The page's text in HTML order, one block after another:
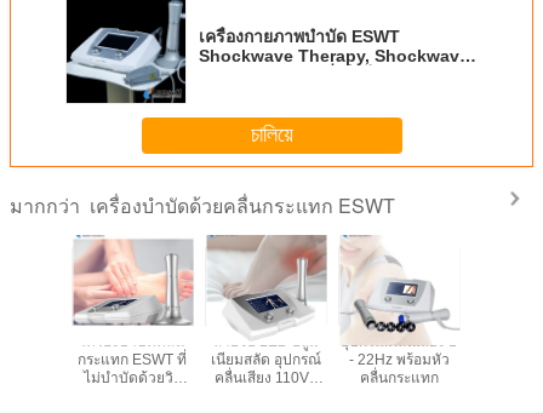
เครื่องกายภาพบำบัด ESWT
Shockwave Therapy, Shockwave
চালিয়ে
มากกว่า เครื่องบำบัดด้วยคลื่นกระแทก ESWT
เครื่องบำบัดด้วย
คลื่นกระแทก
Extracorporeal
เครื่องบำบัดด้วย
คลื่นกระแทก
Extracorporeal
กายภาพบำบัดการ
บำบัด Shockwave
สำหรับ Achilles